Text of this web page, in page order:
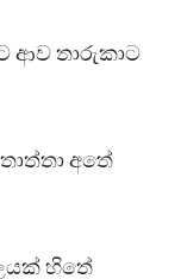
ආව තාරුකාට
අතේ
හිතේ